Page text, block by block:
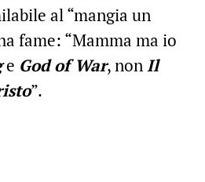
al “mangia un
fame: “Mamma ma io
e God of War, nonIl
”.